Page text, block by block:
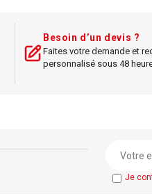
graphiques
Blindage
Besoin d’un devis ?
Faites votre demande et
personnalisé sous 48
Je